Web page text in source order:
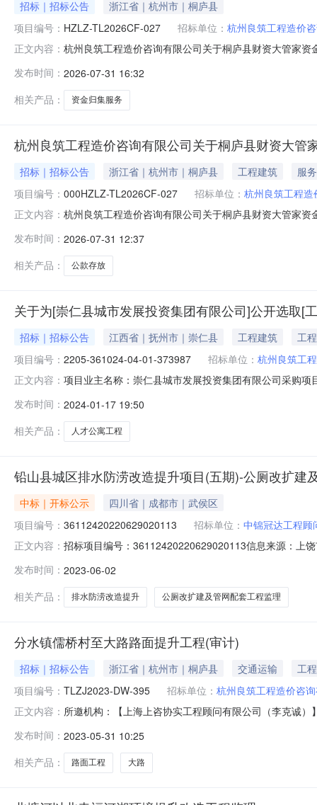
招标｜招标公告
浙江省｜杭州市｜桐庐县
项目编号： HZLZ-TL2026CF-027 招标单位： 杭州良筑工程造价
正文内容： 杭州良筑工程造价咨询有限公司关于桐庐县财资大管家
前递交投标文件。;;;;;;;;;;一、项目基本情况项目编号：
发布时间： 2026-07-31 16:32
相关产品：
资金归集服务
杭州良筑工程造价咨询有限公司关于桐庐县财资大管
招标｜招标公告 浙江省｜杭州市｜桐庐县 工程建筑
服务
项目编号： 000HZLZ-TL2026CF-027 招标单位： 杭州良筑工程
正文内容： 杭州良筑工程造价咨询有限公司关于桐庐县财资大管家
大管家资金归集户竞争性存放项目招标项目的潜在投标
发布时间： 2026-07-31 12:37
相关产品：
公款存放
关于为[崇仁县城市发展投资集团有限公司]公开选取[
招标｜招标公告 江西省｜抚州市｜崇仁县 工程建筑
工程
项目编号： 2205-361024-04-01-373987 招标单位： 杭州良筑工
正文内容： 项目业主名称：崇仁县城市发展投资集团有限公司采购
构评审付费标准的批复》（崇府办字【2021】4号）文
发布时间： 2024-01-17 19:50
相关产品：
人才公寓工程
铅山县城区排水防涝改造提升项目(五期)-公厕改扩建
中标｜开标公示
四川省｜成都市｜武侯区
项目编号： 36112420220629020113 招标单位： 中锦冠达工程顾
正文内容： 招标项目编号：36112420220629020113信息来源：上
人:曾华;报价:0.00元/%;工期:日历天;质量要求:;保证金金
发布时间： 2023-06-02
相关产品：
排水防涝改造提升 公厕改扩建及管网配套工程监理
分水镇儒桥村至大路路面提升工程(审计)
招标｜招标公告 浙江省｜杭州市｜桐庐县 交通运输
工程
项目编号： TLZJ2023-DW-395 招标单位： 杭州良筑工程造价咨
正文内容： 所邀机构：【上海上咨协实工程顾问有限公司（李克诚
俐）】【杭州博成工程咨询有限公司（杨学明）】【浙
目发布信息*业主单位：桐庐县分
发布时间： 2023-05-31 10:25
相关产品：
路面工程 大路